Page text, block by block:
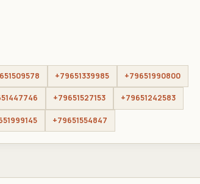
+79651339985 +79651990800
+79651527153 +79651242583
+79651554847